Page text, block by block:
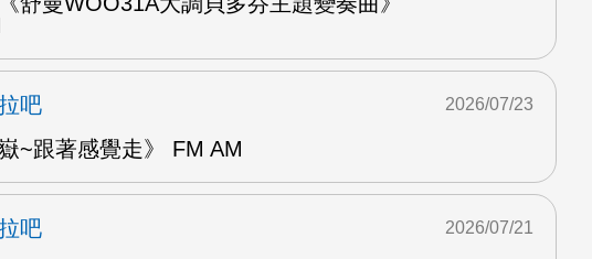
吧
嶽~跟著感覺走》 FM AM
2026/07/23
吧
2026/07/21